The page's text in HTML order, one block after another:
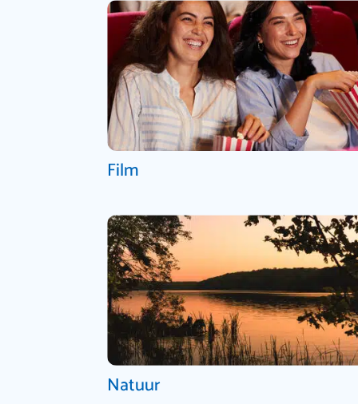
Film
Natuur